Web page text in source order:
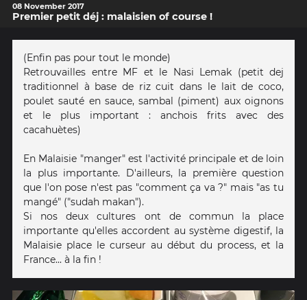
08 November 2017
Premier petit déj : malaisien of course !
(Enfin pas pour tout le monde)
Retrouvailles entre MF et le Nasi Lemak (petit dej
traditionnel à base de riz cuit dans le lait de coco,
poulet sauté en sauce, sambal (piment) aux oignons
et le plus important : anchois frits avec des
cacahuètes)
En Malaisie "manger" est l'activité principale et de loin
la plus importante. D'ailleurs, la première question
que l'on pose n'est pas "comment ça va ?" mais "as tu
mangé" ("sudah makan").
Si nos deux cultures ont de commun la place
importante qu'elles accordent au système digestif, la
Malaisie place le curseur au début du process, et la
France... à la fin !